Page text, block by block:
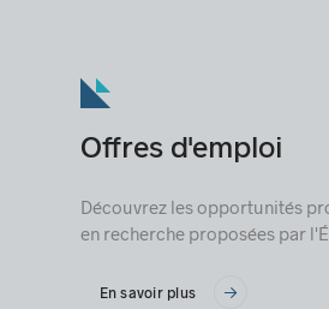
Offres d'emploi
Découvrez les opportunités
en recherche proposées par
En savoir plus